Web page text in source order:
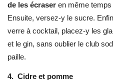
de les écraser en même
Ensuite, versez-y le sucre.
verre à cocktail, placez-y les
et le gin, sans oublier le club
paille.
4. Cidre et pomme